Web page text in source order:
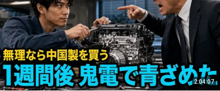
2:04:07